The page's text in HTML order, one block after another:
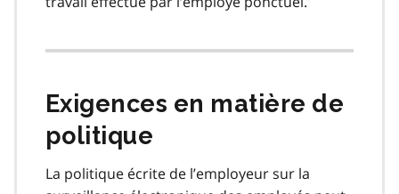
Exigences en matière de
politique
La politique écrite de l’employeur sur la